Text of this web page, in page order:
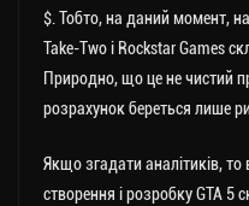
$. Тобто, на даний момент,
Take-Two і Rockstar Games
Природно, що це не чистий
розрахунок береться лише
Якщо згадати аналітиків,
створення і розробку GTA 5